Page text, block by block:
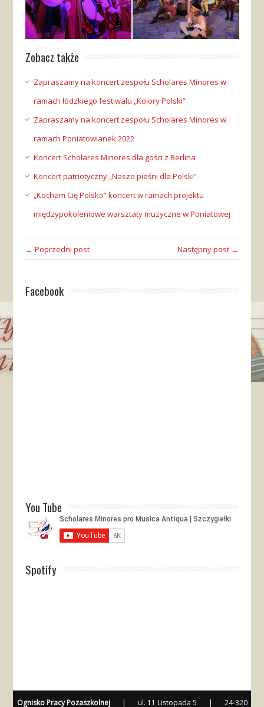
Zobacz także
Zapraszamy na koncert zespołu Scholares Minores w
ramach łódzkiego festiwalu „Kolory Polski”
Zapraszamy na koncert zespołu Scholares Minores w
ramach Poniatowianek 2022
Koncert Scholares Minores dla gości z Berlina
Koncert patriotyczny „Nasze pieśni dla Polski”
„Kocham Cię Polsko” koncert w ramach projektu
międzypokoleniowe warsztaty muzyczne w Poniatowej
← Poprzedni post Następny post →
Facebook
You Tube
Spotify
Ognisko Pracy Pozaszkolnej | ul. 11 Listopada 5 | 24-320